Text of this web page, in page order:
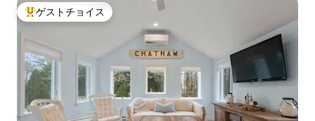
大好評のゲストチョイスです。
ゲストチョイス